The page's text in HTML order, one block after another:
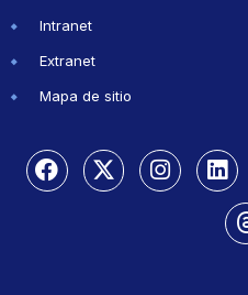
Intranet
Extranet
Mapa de sitio